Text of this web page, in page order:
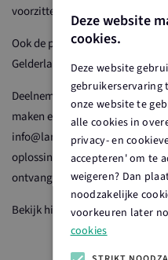
voorzitter Land van Cuijk Boert
Ook de pers was erbij: Omroep
Gelderlander en de Maas
Deelnemers zochten de 21
maken en die afmaken. De
oplossingen en prachtige
ontvangen een ‘boeren’prijs.
Bekijk hier
foto’svan de
Deze website
cookies.
Deze website
gebruikerservaring
onze website te
alle cookies in
privacy- en
accepteren' om te
weigeren? Dan
noodzakelijke
voorkeuren later
cookies